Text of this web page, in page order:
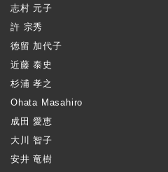
志村 元子
許 宗秀
徳留 加代子
近藤 泰史
杉浦 孝之
Ohata Masahiro
成田 愛恵
大川 智子
安井 竜樹